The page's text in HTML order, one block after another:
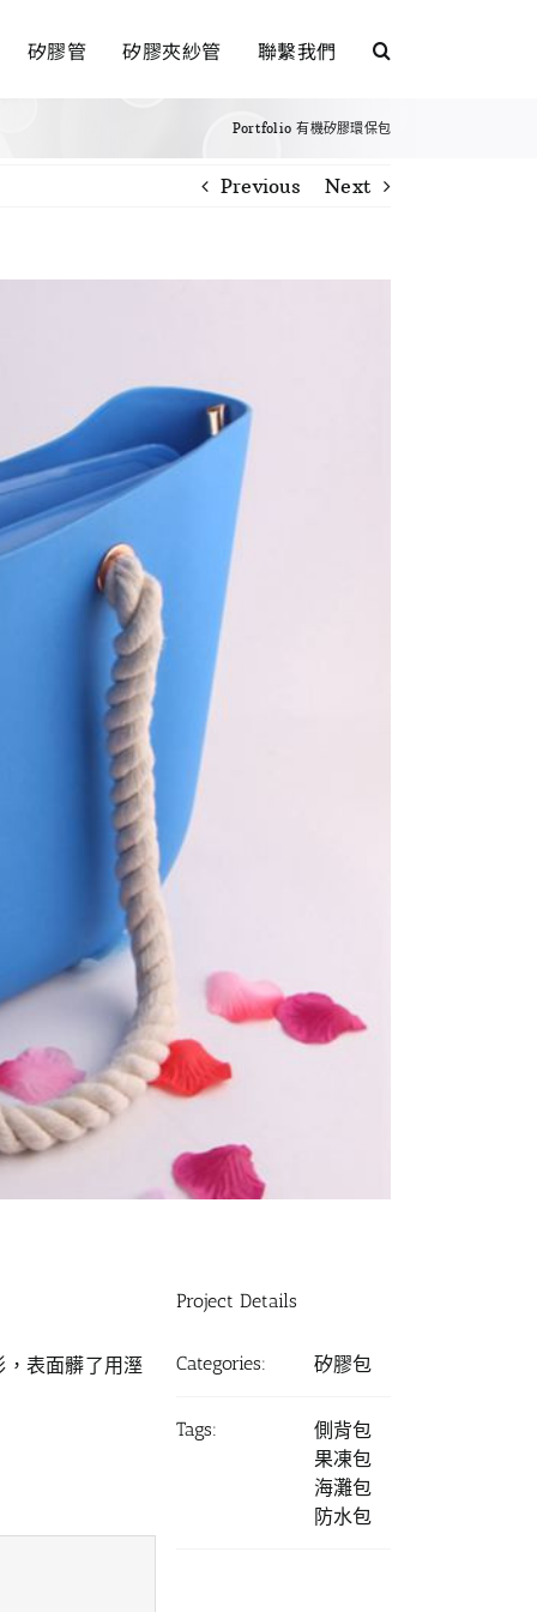
矽膠管 矽膠夾紗管 聯繫我們
Portfolio 有機矽膠環保包
Previous Next
表面髒了用溼
Project Details
Categories: 矽膠包
Tags:
側背包
果凍包
海灘包
防水包